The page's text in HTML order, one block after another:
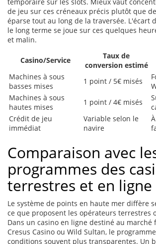
de jeu sur ces créneaux précis plutôt que
éparse tout au long de la traversée. L'écart
le long terme se joue sur ces quelques
et malin.
Casino/Service
Taux de
conversion estimé
Machines à sous
basses mises
1 point / 5€ misés
Machines à sous
hautes mises
1 point / 4€ misés
Crédit de jeu
immédiat
Variable selon le
navire
Comparaison avec
programmes des
terrestres et en ligne
Le système de points en haute mer diffère
ce que proposent les opérateurs terrestres
Dans un casino en ligne destiné au marché
Cresus Casino ou Wild Sultan, le
conditions souvent plus transparentes. Un